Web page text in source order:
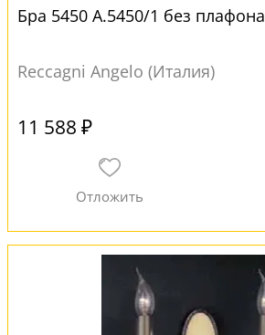
Бра 5450 A.5450/1 без плафона
Reccagni Angelo (Италия)
11 588 ₽